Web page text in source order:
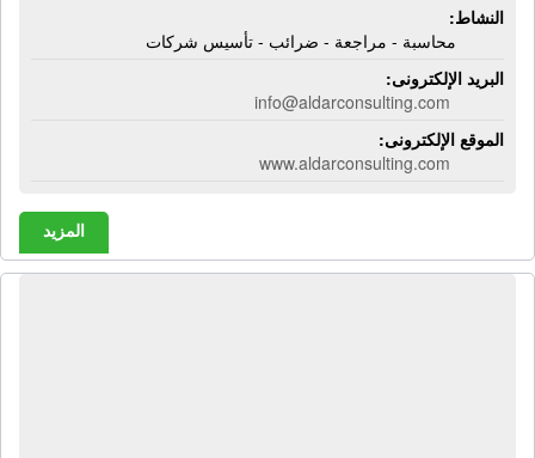
النشاط:
محاسبة - مراجعة - ضرائب - تأسيس شركات
البريد الإلكترونى:
info@aldarconsulting.com
الموقع الإلكترونى:
www.aldarconsulting.com
المزيد